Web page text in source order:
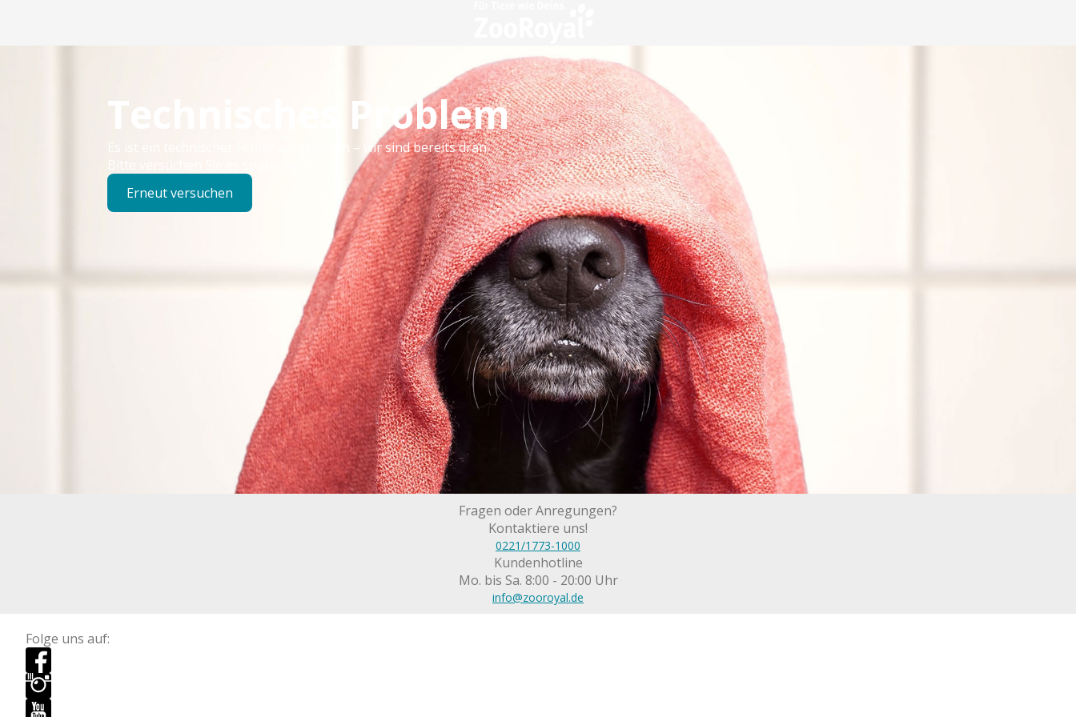
Technisches Problem
Es ist ein technischer Fehler aufgetreten – wir sind bereits dran.
Bitte versuchen Sie es später erneut.
Erneut versuchen
Fragen oder Anregungen?
Kontaktiere uns!
0221/1773-1000
Kundenhotline
Mo. bis Sa. 8:00 - 20:00 Uhr
info@zooroyal.de
Folge uns auf: